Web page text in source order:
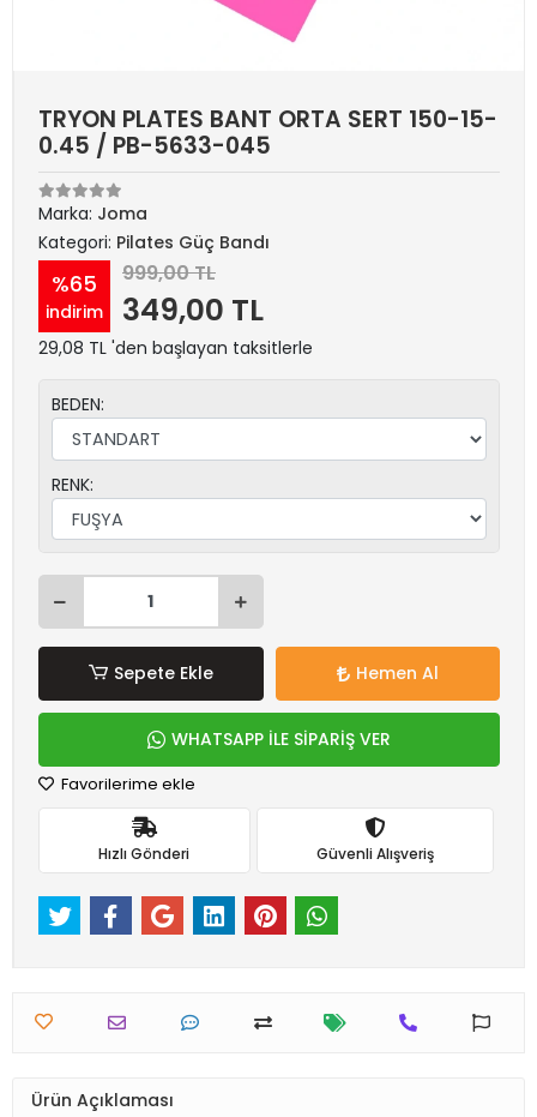
TRYON PLATES BANT ORTA SERT 150-15-
0.45 / PB-5633-045
Marka: Joma
Kategori: Pilates Güç Bandı
%65
indirim
999,00 TL
349,00 TL
29,08 TL 'den başlayan taksitlerle
BEDEN:
RENK:
Sepete Ekle Hemen Al
WHATSAPP İLE SİPARİŞ VER
Favorilerime ekle
Hızlı Gönderi Güvenli Alışveriş
Ürün Açıklaması